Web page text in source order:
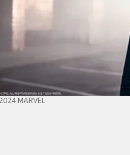
MARVEL